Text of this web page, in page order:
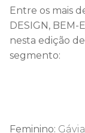
Entre os mais
DESIGN, BEM-
nesta edição
segmento:
Feminino: